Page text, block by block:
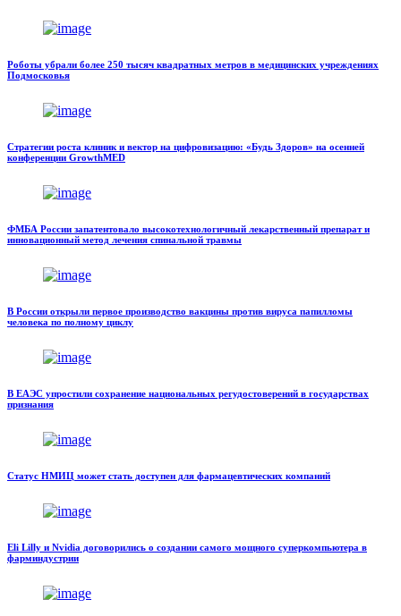
Роботы убрали более 250 тысяч квадратных метров в медицинских учреждениях
Подмосковья
Стратегии роста клиник и вектор на цифровизацию: «Будь Здоров» на осенней
конференции GrowthMED
ФМБА России запатентовало высокотехнологичный лекарственный препарат и
инновационный метод лечения спинальной травмы
В России открыли первое производство вакцины против вируса папилломы
человека по полному циклу
В ЕАЭС упростили сохранение национальных регудостоверений в государствах
признания
Статус НМИЦ может стать доступен для фармацевтических компаний
Eli Lilly и Nvidia договорились о создании самого мощного суперкомпьютера в
фарминдустрии